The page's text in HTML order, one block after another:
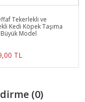
Tekerlekli ve
Kedi Köpek Taşıma
Model
TL
(0)